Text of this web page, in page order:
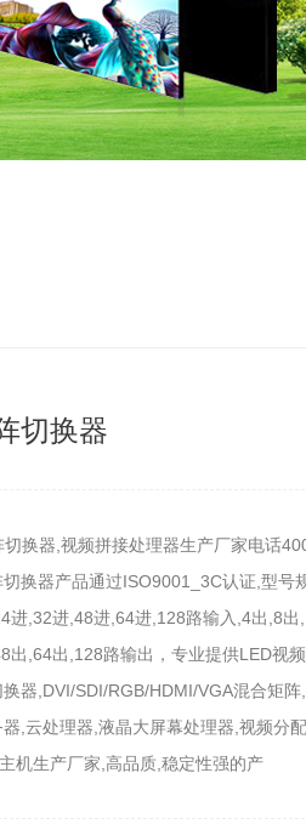
切换器
切换器,视频拼接处理器生产厂家电话
换器产品通过ISO9001_3C认证,型号
进,32进,48进,64进,128路输入,4出,8出
出,64出,128路输出，专业提供LED视
器,DVI/SDI/RGB/HDMI/VGA混合矩阵
,云处理器,液晶大屏幕处理器,视频分
机生产厂家,高品质,稳定性强的产